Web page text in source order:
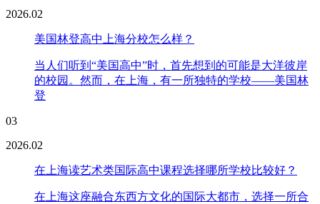
2026.02
美国林登高中上海分校怎么样？
当人们听到“美国高中”时，首先想到的可能是大洋彼岸
的校园。然而，在上海，有一所独特的学校——美国林
登
03
2026.02
在上海读艺术类国际高中课程选择哪所学校比较好？
在上海这座融合东西方文化的国际大都市，选择一所合